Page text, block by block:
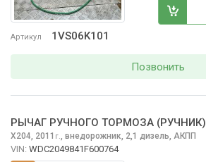
Артикул 1VS06K101
Позвонить
РЫЧАГ РУЧНОГО ТОРМОЗА (РУЧНИК)
X204, 2011 г. внедорожник, 2,1 дизель, АКПП
VIN: WDC2049841F600764